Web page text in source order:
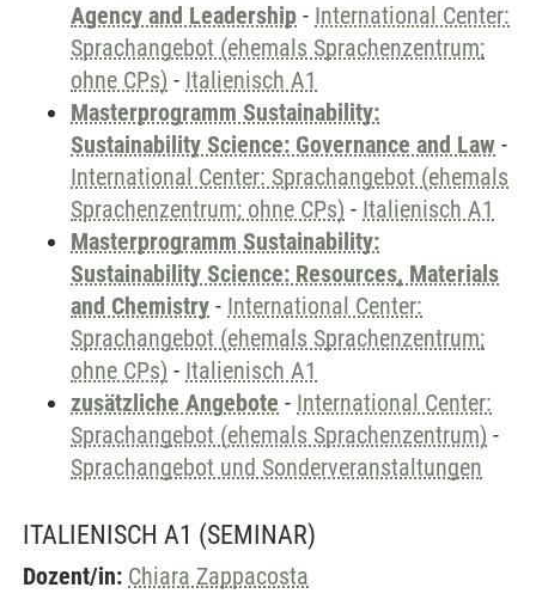
Agency and Leadership - International Center:
Sprachangebot (ehemals Sprachenzentrum;
ohne CPs) - Italienisch A1
Masterprogramm Sustainability:
Sustainability Science: Governance and Law -
International Center: Sprachangebot (ehemals
Sprachenzentrum; ohne CPs) - Italienisch A1
Masterprogramm Sustainability:
Sustainability Science: Resources, Materials
and Chemistry - International Center:
Sprachangebot (ehemals Sprachenzentrum;
ohne CPs) - Italienisch A1
zusätzliche Angebote - International Center:
Sprachangebot (ehemals Sprachenzentrum) -
Sprachangebot und Sonderveranstaltungen
ITALIENISCH A1 (SEMINAR)
Dozent/in: Chiara Zappacosta